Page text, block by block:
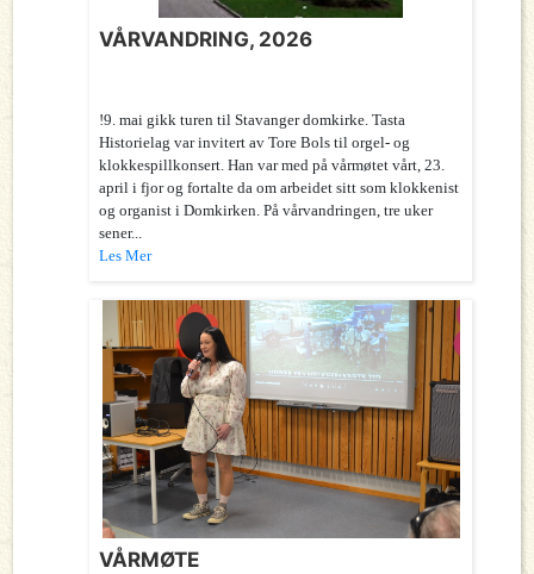
VÅRVANDRING, 2026
!9. mai gikk turen til Stavanger domkirke. Tasta
Historielag var invitert av Tore Bols til orgel- og
klokkespillkonsert. Han var med på vårmøtet vårt, 23.
april i fjor og fortalte da om arbeidet sitt som klokkenist
og organist i Domkirken. På vårvandringen, tre uker
sener...
Les Mer
VÅRMØTE